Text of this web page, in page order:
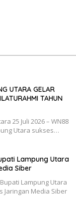
UTARA GELAR
TAHUN
25 Juli 2026 – WN88
Utara sukses…
Lampung Utara
Siber
Bupati Lampung Utara
Jaringan Media Siber